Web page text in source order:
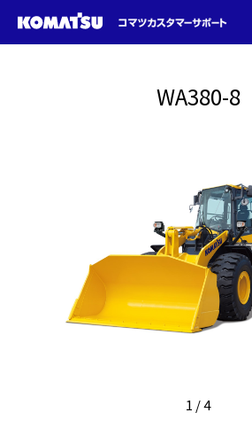
WA380-8
1 /4